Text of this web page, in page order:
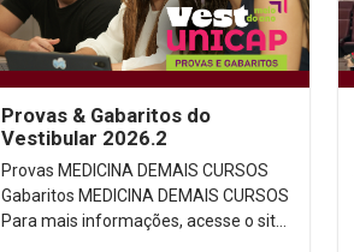
Provas & Gabaritos do
Vestibular 2026.2
Provas MEDICINA DEMAIS CURSOS
Gabaritos MEDICINA DEMAIS CURSOS
Para mais informações, acesse o site